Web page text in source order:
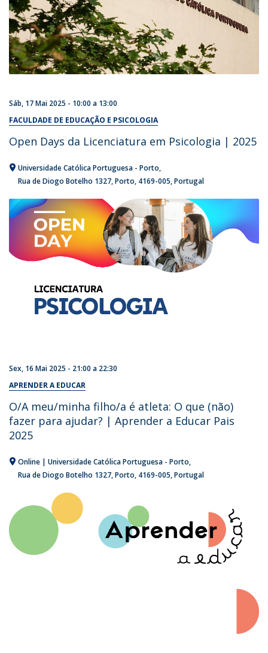
Sáb, 17 Mai 2025 - 10:00 a 13:00
FACULDADE DE EDUCAÇÃO E PSICOLOGIA
Open Days da Licenciatura em Psicologia | 2025
Universidade Católica Portuguesa - Porto
Rua de Diogo Botelho 1327 Porto 4169-005 Portugal
Sex, 16 Mai 2025 - 21:00 a 22:30
APRENDER A EDUCAR
O/A meu/minha filho/a é atleta: O que (não)
fazer para ajudar? | Aprender a Educar Pais
2025
Online | Universidade Católica Portuguesa - Porto
Rua de Diogo Botelho 1327 Porto 4169-005 Portugal